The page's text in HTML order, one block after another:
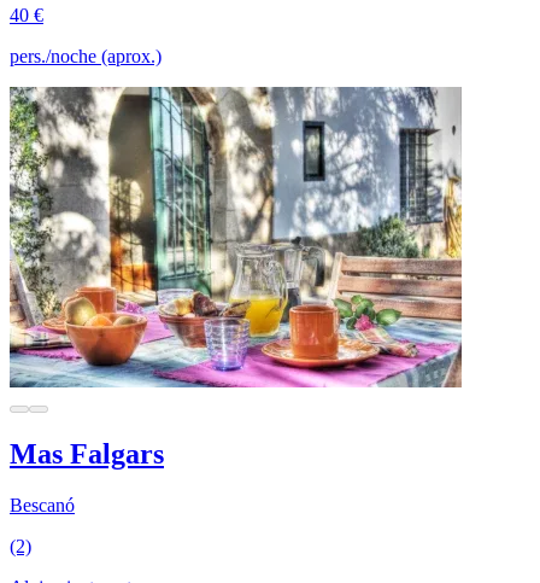
40 €
pers./noche (aprox.)
Mas Falgars
Bescanó
(2)